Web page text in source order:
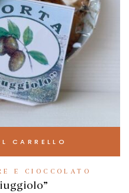
CARRELLO
E CIOCCOLATO